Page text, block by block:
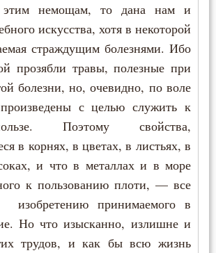
этим немощам, то дана нам и
искусства, хотя в некоторой
страждущим болезнями. Ибо
прозябли травы, полезные при
болезни, но, очевидно, по воле
с целью служить к
Поэтому свойства,
в корнях, в цветах, в листьях, в
и что в металлах и в море
к пользованию плоти, — все
изобретению принимаемого в
Но что изысканно, излишне и
трудов, и как бы всю жизнь